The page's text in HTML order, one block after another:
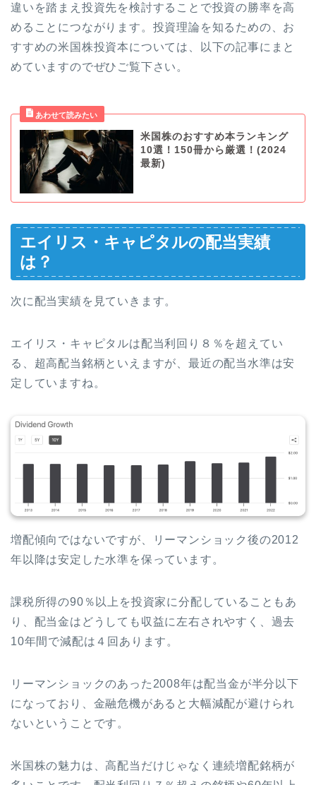
違いを踏まえ投資先を検討することで投資の勝率を高
めることにつながります。投資理論を知るための、お
すすめの米国株投資本については、以下の記事にまと
めていますのでぜひご覧下さい。
米国株のおすすめ本ランキング
10選！150冊から厳選！(2024
最新)
エイリス・キャピタルの配当実績
は？
次に配当実績を見ていきます。
エイリス・キャピタルは配当利回り８％を超えてい
る、超高配当銘柄といえますが、最近の配当水準は安
定していますね。
増配傾向ではないですが、リーマンショック後の2012
年以降は安定した水準を保っています。
課税所得の90％以上を投資家に分配していることもあ
り、配当金はどうしても収益に左右されやすく、過去
10年間で減配は４回あります。
リーマンショックのあった2008年は配当金が半分以下
になっており、金融危機があると大幅減配が避けられ
ないということです。
米国株の魅力は、高配当だけじゃなく連続増配銘柄が